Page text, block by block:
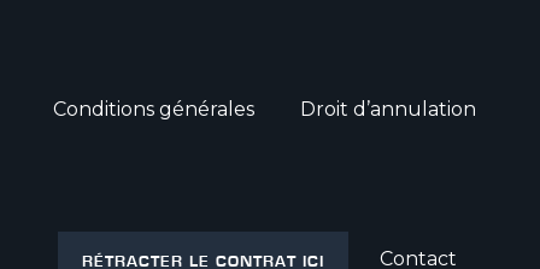
Conditions générales Droit d’annulation
RÉTRACTER LE CONTRAT ICI Contact